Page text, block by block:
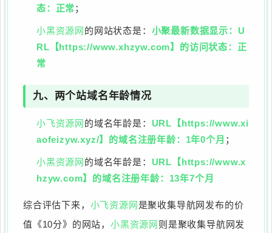
态：正常；
小黑资源网 的网站状态是： 小聚最新数据显示：U
RL【https://www.xhzyw.com】的访问状态：正
常
九、两个站域名年龄情况
小飞资源网 的域名年龄是： URL【https://www.xi
aofeizyw.xyz/】的域名注册年龄：1年0个月 ；
小黑资源网 的域名年龄是： URL【https://www.x
hzyw.com】的域名注册年龄：13年7个月
综合评估下来， 小飞资源网是聚收集导航网发布的价
值《10分》的网站， 小黑资源网 则是聚收集导航网发